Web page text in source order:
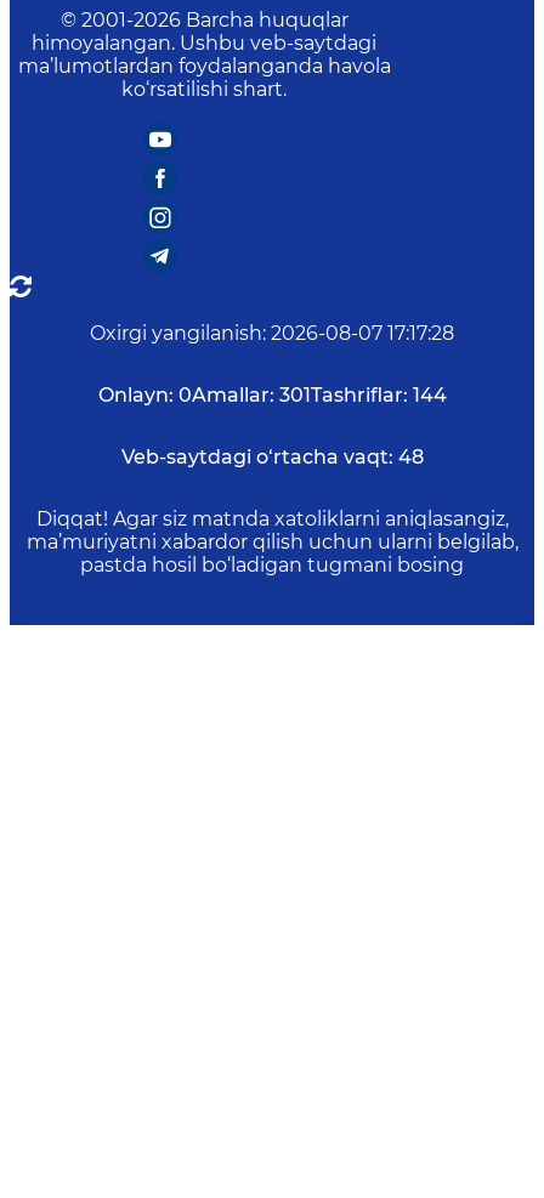
© 2001-2026 Barcha huquqlar
himoyalangan. Ushbu veb-saytdagi
ma’lumotlardan foydalanganda havola
ko‘rsatilishi shart.
Oxirgi yangilanish: 2026-08-07 17:17:28
Onlayn: 0Amallar: 301Tashriflar: 144
Veb-saytdagi o‘rtacha vaqt: 48
Diqqat! Agar siz matnda xatoliklarni aniqlasangiz,
ma’muriyatni xabardor qilish uchun ularni belgilab,
pastda hosil bo‘ladigan tugmani bosing